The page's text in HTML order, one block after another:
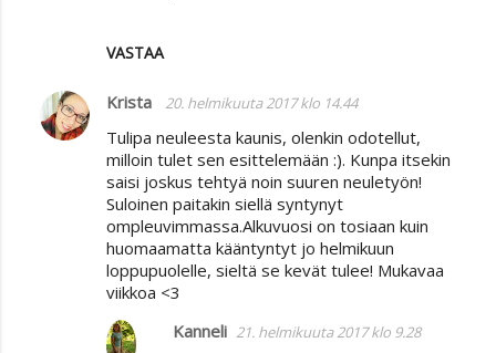
VASTAA
Krista 20. helmikuuta 2017 klo 14.44
Tulipa neuleesta kaunis, olenkin odotellut,
milloin tulet sen esittelemään :). Kunpa itsekin
saisi joskus tehtyä noin suuren neuletyön!
Suloinen paitakin siellä syntynyt
ompleuvimmassa.Alkuvuosi on tosiaan kuin
huomaamatta kääntyntyt jo helmikuun
loppupuolelle, sieltä se kevät tulee! Mukavaa
viikkoa <3
Kanneli 21. helmikuuta 2017 klo 9.28